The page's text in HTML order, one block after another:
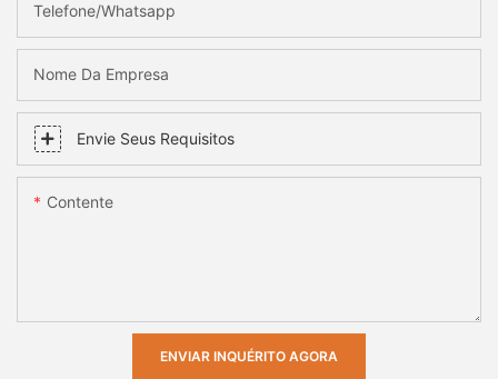
Telefone/whatsapp
Nome Da Empresa
Envie Seus Requisitos
Contente
ENVIAR INQUÉRITO AGORA